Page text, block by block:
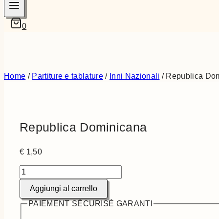
0
Home / Partiture e tablature / Inni Nazionali / Republica
Republica Dominicana
€ 1,50
Republica
Dominicana
quantità
Aggiungi al carrello
PAIEMENT SÉCURISÉ GARANTI